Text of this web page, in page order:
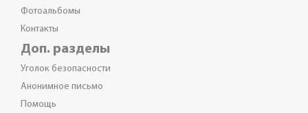
Фотоальбомы
Контакты
Доп. разделы
Уголок безопасности
Анонимное письмо
Помощь